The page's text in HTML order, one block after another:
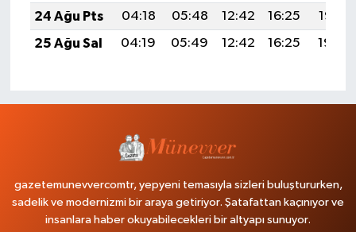
24 Ağu Pts
04:18 05:48 12:42 16:25
19:26
25 Ağu Sal
04:19 05:49 12:42 16:25 19:24
gazetemunevvercomtr, yepyeni temasıyla sizleri buluştururken,
sadelik ve modernizmi bir araya getiriyor. Şatafattan kaçınıyor ve
insanlara haber okuyabilecekleri bir altyapı sunuyor.